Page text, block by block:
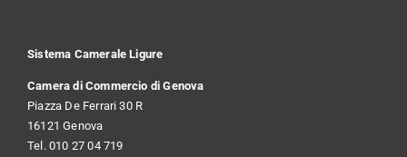
Sistema Camerale Ligure
Camera di Commercio di Genova
Piazza De Ferrari 30 R
16121 Genova
Tel. 010 27 04 719